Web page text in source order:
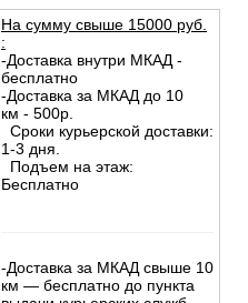
На сумму свыше 15000 руб.
:
-Доставка внутри МКАД -
бесплатно
-Доставка за МКАД до 10
км - 500р.
Сроки курьерской доставки:
1-3 дня.
Подъем на этаж:
Бесплатно
-Доставка за МКАД свыше 10
км — бесплатно до пункта